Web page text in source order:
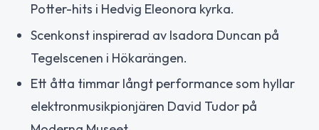
Potter-hits i Hedvig Eleonora kyrka.
Scenkonst inspirerad av Isadora Duncan på
Tegelscenen i Hökarängen.
Ett åtta timmar långt performance som hyllar
elektronmusikpionjären David Tudor på